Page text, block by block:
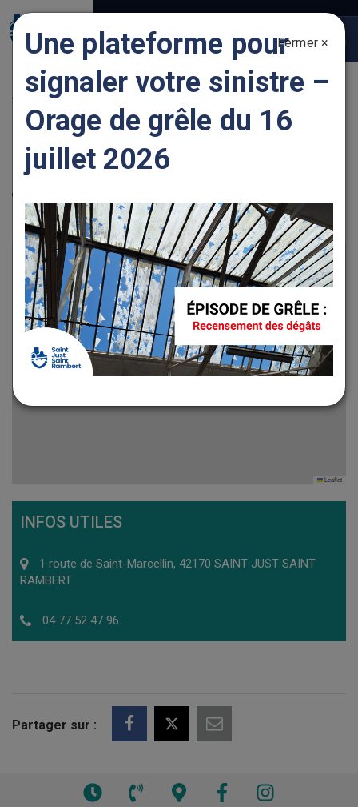
YAMINA IBN MEJD
Localisation
RAMBERT
+
−
Leaflet
INFOS UTILES
1 route de Saint-Marcellin, 42170 SAINT JUST SAINT
RAMBERT
04 77 52 47 96
Partager sur :
Voir
Facebook
Fermer ×
Une plateforme pour
signaler votre sinistre –
Orage de grêle du 16
juillet 2026